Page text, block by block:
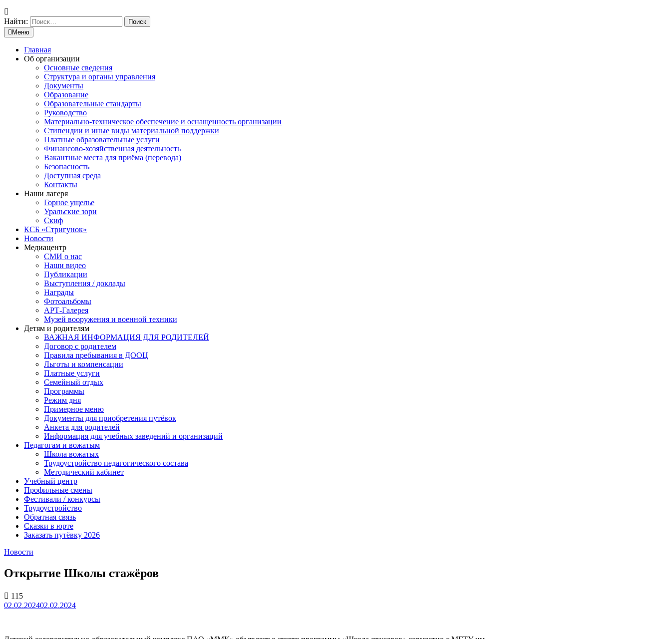
Найти:
Меню
Главная
Об организации
Основные сведения
Структура и органы управления
Документы
Образование
Образовательные стандарты
Руководство
Материально-техническое обеспечение и оснащенность организации
Стипендии и иные виды материальной поддержки
Платные образовательные услуги
Финансово-хозяйственная деятельность
Вакантные места для приёма (перевода)
Безопасность
Доступная среда
Контакты
Наши лагеря
Горное ущелье
Уральские зори
Скиф
КСБ «Стригунок»
Новости
Медиацентр
СМИ о нас
Наши видео
Публикации
Выступления / доклады
Награды
Фотоальбомы
АРТ-Галерея
Музей вооружения и военной техники
Детям и родителям
ВАЖНАЯ ИНФОРМАЦИЯ ДЛЯ РОДИТЕЛЕЙ
Договор с родителем
Правила пребывания в ДООЦ
Льготы и компенсации
Платные услуги
Семейный отдых
Программы
Режим дня
Примерное меню
Документы для приобретения путёвок
Анкета для родителей
Информация для учебных заведений и организаций
Педагогам и вожатым
Школа вожатых
Трудоустройство педагогического состава
Методический кабинет
Учебный центр
Профильные смены
Фестивали / конкурсы
Трудоустройство
Обратная связь
Сказки в юрте
Заказать путёвку 2026
Новости
Открытие Школы стажёров
115
02.02.202402.02.2024